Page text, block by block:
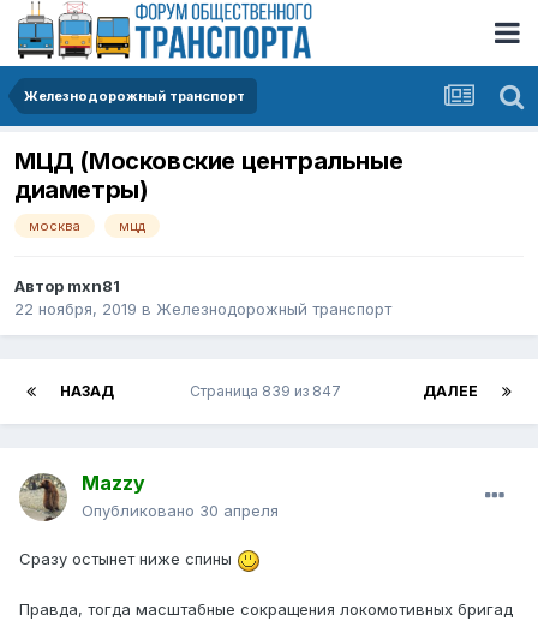
Железнодорожный транспорт
МЦД (Московские центральные
диаметры)
москва мцд
Автор mxn81
22 ноября, 2019 в Железнодорожный транспорт
НАЗАД ДАЛЕЕ
Страница 839 из 847
Mazzy
Опубликовано 30 апреля
Сразу остынет ниже спины
Правда, тогда масштабные сокращения локомотивных бригад